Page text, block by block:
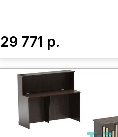
29 771 р.